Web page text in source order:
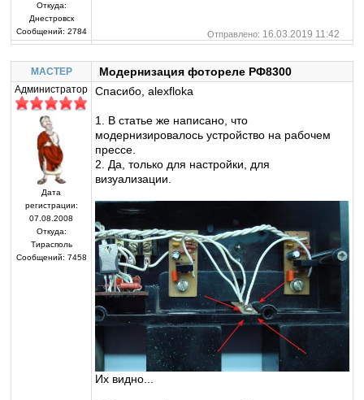
Откуда:
Днестровск
Сообщений: 2784 Отправлено: 16.03.2019 11:42
MACTEP Модернизация фотореле РФ8300
Администратор
Дата
регистрации:
07.08.2008
Откуда:
Тирасполь
Сообщений: 7458
Спасибо, alexfloka
1. В статье же написано, что
модернизировалось устройство на рабочем
прессе.
2. Да, только для настройки, для
визуализации.
Их видно...